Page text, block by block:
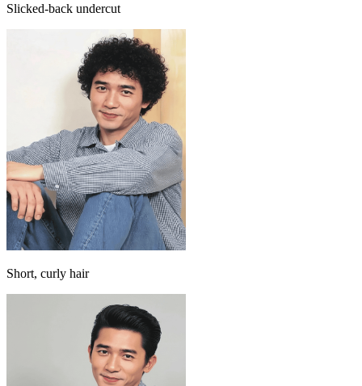
Slicked-back undercut
Short, curly hair